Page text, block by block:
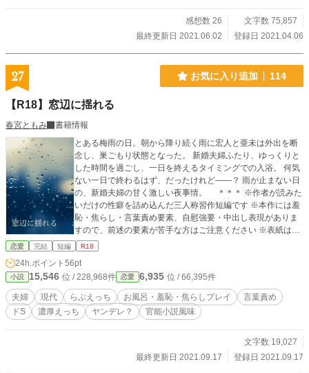
は返せませんが、ありがたく拝読してから認証しています。感想に感銘を受けて
最終話以降のオマケ話を書くかも知れません(*´ω｀*) ＊ストックがあれば毎日お
感想数 26
文字数 75,857
最終更新日 2021.06.02
登録日 2021.04.06
27 お気に入り追加 114
【R18】窓辺に揺れる
春宮ともみ
書籍情報
とある梅雨の日。朝から降り続く雨に宏人と亜未は外出を断
念し、巣ごもり状態となった。 新婚夫婦ふたり、ゆっくりと
した時間を過ごし、一日を終えるタイミングでの入浴。 何気
ない一日で終わるはず、だったけれど――？ 雨が止まない日
の、新婚夫婦の甘く激しい夜事情。 ＊＊＊ ※作者が読みた
いだけの性癖を詰め込んだ三人称習作短編です ※本作には‭羞
恥・焦らし・言葉責め要素、‬自慰強要・中出し‬表現がありま
すので、前述の要素が苦手な方はご注意ください ※表紙はpix
abay様よりお借りしました
恋愛 完結 短編 R18
24h.ポイント 56pt
小説 15,546 位 / 228,968件 恋愛 6,935 位 / 66,395件
夫婦 現代 らぶえっち お風呂・羞恥・焦らしプレイ
言葉責め
ドS
濃厚えっち ヤンデレ？ 官能小説風味
文字数 19,027
最終更新日 2021.09.17
登録日 2021.09.17